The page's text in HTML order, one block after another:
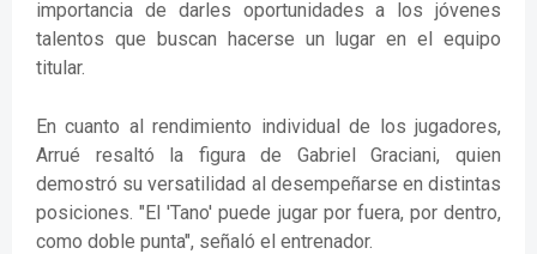
importancia de darles oportunidades a los jóvenes
talentos que buscan hacerse un lugar en el equipo
titular.
En cuanto al rendimiento individual de los jugadores,
Arrué resaltó la figura de Gabriel Graciani, quien
demostró su versatilidad al desempeñarse en distintas
posiciones. "El 'Tano' puede jugar por fuera, por dentro,
como doble punta", señaló el entrenador.